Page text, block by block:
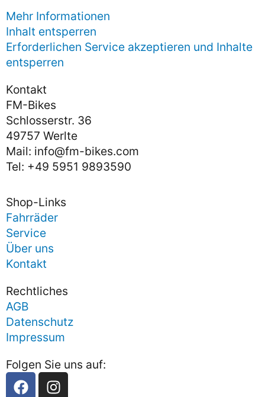
Mehr Informationen
Inhalt entsperren
Erforderlichen Service akzeptieren und Inhalte
entsperren
Kontakt
FM-Bikes
Schlosserstr. 36
49757 Werlte
Mail: info@fm-bikes.com
Tel: +49 5951 9893590
Shop-Links
Fahrräder
Service
Über uns
Kontakt
Rechtliches
AGB
Datenschutz
Impressum
Folgen Sie uns auf: